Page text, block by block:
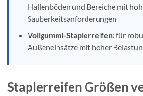
Hallenböden und Bereiche mit
Sauberkeitsanforderungen
Vollgummi-Staplerreifen:für
Außeneinsätze mit hoher
Staplerreifen Größen